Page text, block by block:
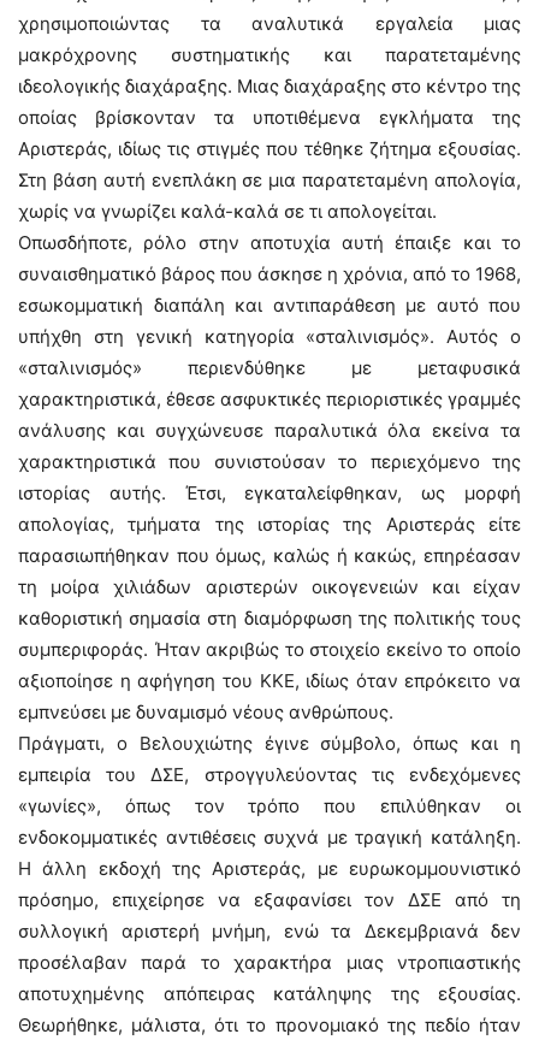
χρησιμοποιώντας τα αναλυτικά εργαλεία μιας
μακρόχρονης συστηματικής και παρατεταμένης
ιδεολογικής διαχάραξης. Μιας διαχάραξης στο κέντρο της
οποίας βρίσκονταν τα υποτιθέμενα εγκλήματα της
Αριστεράς, ιδίως τις στιγμές που τέθηκε ζήτημα εξουσίας.
Στη βάση αυτή ενεπλάκη σε μια παρατεταμένη απολογία,
χωρίς να γνωρίζει καλά-καλά σε τι απολογείται.
Οπωσδήποτε, ρόλο στην αποτυχία αυτή έπαιξε και το
συναισθηματικό βάρος που άσκησε η χρόνια, από το 1968,
εσωκομματική διαπάλη και αντιπαράθεση με αυτό που
υπήχθη στη γενική κατηγορία «σταλινισμός». Αυτός ο
«σταλινισμός» περιενδύθηκε με μεταφυσικά
χαρακτηριστικά, έθεσε ασφυκτικές περιοριστικές γραμμές
ανάλυσης και συγχώνευσε παραλυτικά όλα εκείνα τα
χαρακτηριστικά που συνιστούσαν το περιεχόμενο της
ιστορίας αυτής. Έτσι, εγκαταλείφθηκαν, ως μορφή
απολογίας, τμήματα της ιστορίας της Αριστεράς είτε
παρασιωπήθηκαν που όμως, καλώς ή κακώς, επηρέασαν
τη μοίρα χιλιάδων αριστερών οικογενειών και είχαν
καθοριστική σημασία στη διαμόρφωση της πολιτικής τους
συμπεριφοράς. Ήταν ακριβώς το στοιχείο εκείνο το οποίο
αξιοποίησε η αφήγηση του ΚΚΕ, ιδίως όταν επρόκειτο να
εμπνεύσει με δυναμισμό νέους ανθρώπους.
Πράγματι, ο Βελουχιώτης έγινε σύμβολο, όπως και η
εμπειρία του ΔΣΕ, στρογγυλεύοντας τις ενδεχόμενες
«γωνίες», όπως τον τρόπο που επιλύθηκαν οι
ενδοκομματικές αντιθέσεις συχνά με τραγική κατάληξη.
Η άλλη εκδοχή της Αριστεράς, με ευρωκομμουνιστικό
πρόσημο, επιχείρησε να εξαφανίσει τον ΔΣΕ από τη
συλλογική αριστερή μνήμη, ενώ τα Δεκεμβριανά δεν
προσέλαβαν παρά το χαρακτήρα μιας ντροπιαστικής
αποτυχημένης απόπειρας κατάληψης της εξουσίας.
Θεωρήθηκε, μάλιστα, ότι το προνομιακό της πεδίο ήταν